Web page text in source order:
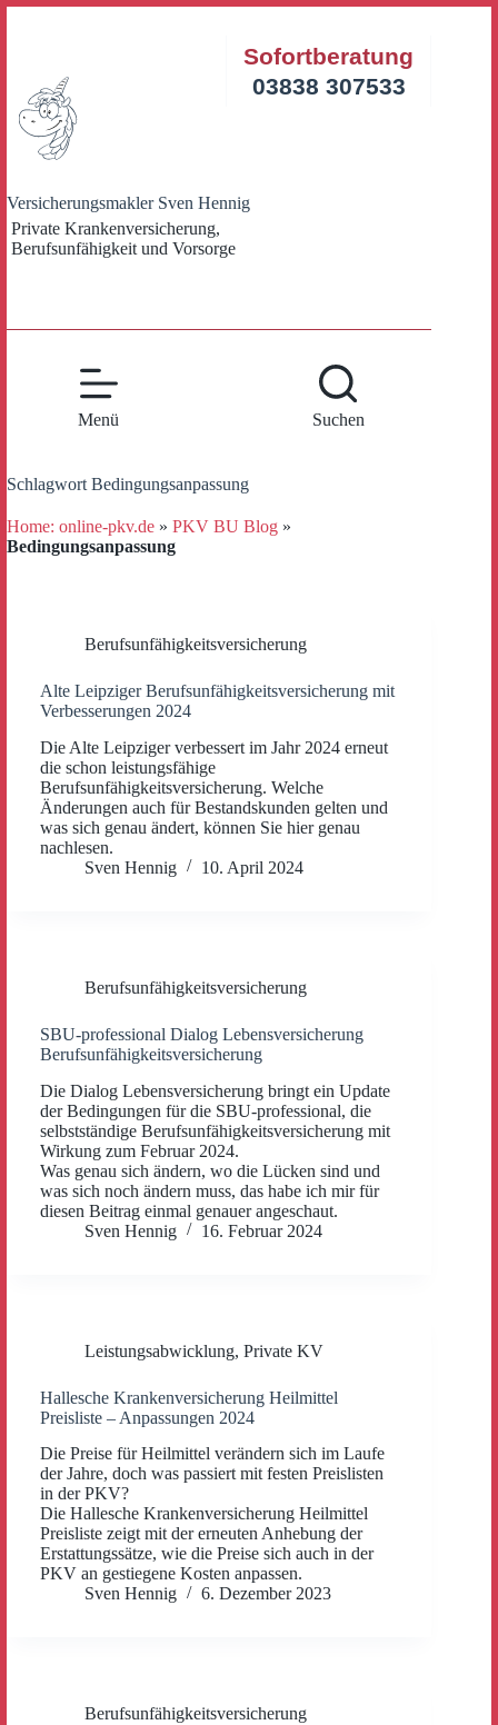
Versicherungsmakler Sven Hennig
Private Krankenversicherung,
Berufsunfähigkeit und Vorsorge
Sofortberatung
03838 307533
Menü Suchen
Schlagwort Bedingungsanpassung
Home: online-pkv.de » PKV BU Blog »
Bedingungsanpassung
Berufsunfähigkeitsversicherung
Alte Leipziger Berufsunfähigkeitsversicherung mit
Verbesserungen 2024
Die Alte Leipziger verbessert im Jahr 2024 erneut
die schon leistungsfähige
Berufsunfähigkeitsversicherung. Welche
Änderungen auch für Bestandskunden gelten und
was sich genau ändert, können Sie hier genau
nachlesen.
Sven Hennig
10. April 2024
Berufsunfähigkeitsversicherung
SBU-professional Dialog Lebensversicherung
Berufsunfähigkeitsversicherung
Die Dialog Lebensversicherung bringt ein Update
der Bedingungen für die SBU-professional, die
selbstständige Berufsunfähigkeitsversicherung mit
Wirkung zum Februar 2024.
Was genau sich ändern, wo die Lücken sind und
was sich noch ändern muss, das habe ich mir für
diesen Beitrag einmal genauer angeschaut.
Sven Hennig
16. Februar 2024
Leistungsabwicklung, Private KV
Hallesche Krankenversicherung Heilmittel
Preisliste – Anpassungen 2024
Die Preise für Heilmittel verändern sich im Laufe
der Jahre, doch was passiert mit festen Preislisten
in der PKV?
Die Hallesche Krankenversicherung Heilmittel
Preisliste zeigt mit der erneuten Anhebung der
Erstattungssätze, wie die Preise sich auch in der
PKV an gestiegene Kosten anpassen.
Sven Hennig
6. Dezember 2023
Berufsunfähigkeitsversicherung